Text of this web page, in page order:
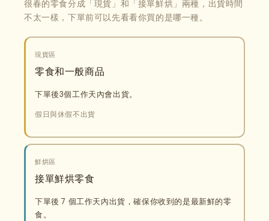
很春的零食分成「現貨」和「接單鮮烘」兩種，出貨時間
不太一樣，下單前可以先看看你買的是哪一種。
現貨區
零食和一般商品
下單後3個工作天內會出貨。
假日與休假不出貨
鮮烘區
接單鮮烘零食
下單後 7 個工作天內出貨，確保你收到的是最新鮮的零
食。